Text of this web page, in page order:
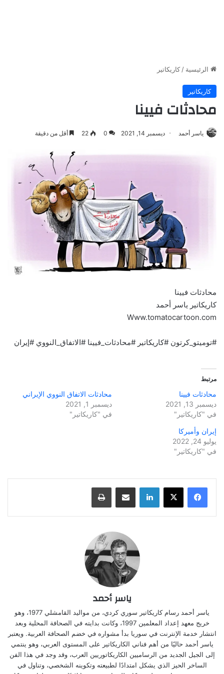
الرئيسية / كاريكاتير
كاريكاتير
محادثات فيينا
ياسر أحمد ديسمبر 14, 2021 0
22 أقل من دقيقة
محادثات فيينا
كاريكاتير ياسر أحمد
Www.tomatocartoon.com
#توميتو_كرتون #كاريكاتير #محادثات_فيينا #الاتفاق_النووي #إيران
مرتبط
محادثات فيينا
ديسمبر 13, 2021
في "كاريكاتير"
محادثات الاتفاق النووي الإيراني
ديسمبر 1, 2021
في "كاريكاتير"
إيران وأميركا
يوليو 24, 2022
في "كاريكاتير"
لينكدإن مشاركة عبر البريد طباعة
ياسر أحمد
ياسر أحمد رسام كاريكاتير سوري كردي، من مواليد القامشلي 1977، وهو
خريج معهد إعداد المعلمين 1997، وكانت بدايته في الصحافة المحلية وبعد
انتشار خدمة الإنترنت في سوريا بدأ مشواره في خضم الصحافة العربية. ويعتبر
ياسر أحمد حاليًا من أهم فناني الكاريكاتير على المستوى العربي، وهو ينتمي
إلى الجيل الجديد من الرساميين الكاريكاتوريين العرب، وقد وجد في هذا الفن
الساخر الحيز الذي يشكل امتدادًا لطبيعته وتكوينه الشخصي، وتناول في